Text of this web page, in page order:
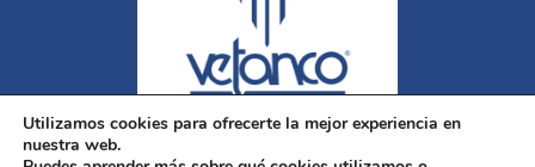
Utilizamos cookies para ofrecerte la mejor experiencia en
nuestra web.